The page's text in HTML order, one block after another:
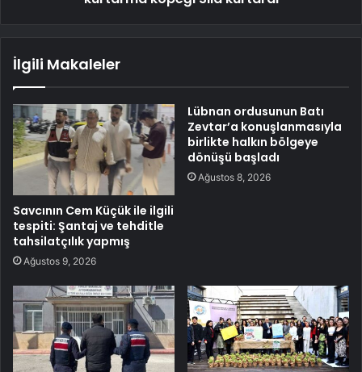
İlgili Makaleler
Savcının Cem Küçük ile ilgili
tespiti: Şantaj ve tehditle
tahsilatçılık yapmış
Ağustos 9, 2026
Lübnan ordusunun Batı
Zevtar’a konuşlanmasıyla
birlikte halkın bölgeye
dönüşü başladı
Ağustos 8, 2026